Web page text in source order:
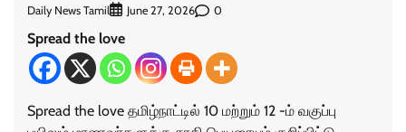
Daily News Tamil June 27, 2026 0
Spread the love
Spread the love தமிழ்நாட்டில் 10 மற்றும் 12 -ம் வகுப்பு